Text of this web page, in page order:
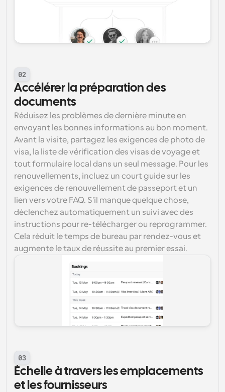
02
Accélérer la préparation des
documents
Réduisez les problèmes de dernière minute en
envoyant les bonnes informations au bon moment.
Avant la visite, partagez les exigences de photo de
visa, la liste de vérification des visas de voyage et
tout formulaire local dans un seul message. Pour les
renouvellements, incluez un court guide sur les
exigences de renouvellement de passeport et un
lien vers votre FAQ. S'il manque quelque chose,
déclenchez automatiquement un suivi avec des
instructions pour re-télécharger ou reprogrammer.
Cela réduit le temps de bureau par rendez-vous et
augmente le taux de réussite au premier essai.
03
Échelle à travers les emplacements
et les fournisseurs